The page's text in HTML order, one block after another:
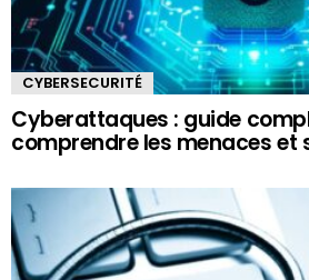
CYBERSECURITÉ
Cyberattaques : guide
comprendre les menaces et